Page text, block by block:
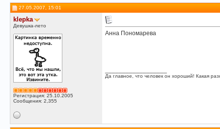
27.05.2007, 15:01
klepka
Девушка-лето
Регистрация: 25.10.2005
Сообщения: 2,355
Анна Пономарева
Да главное, что человек он хороший! Какая